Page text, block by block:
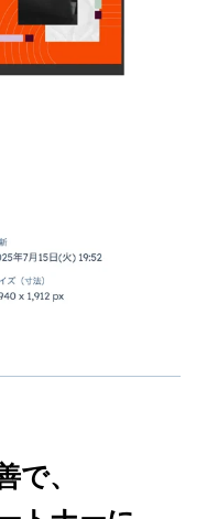
で、